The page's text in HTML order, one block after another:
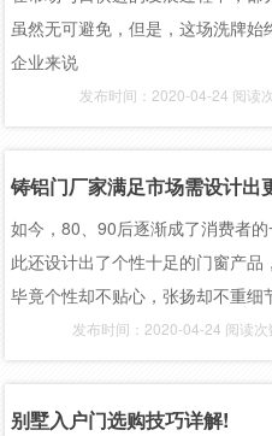
虽然无可避免，但是，这场洗牌
企业来说
发布时间：2020-04-24 阅读
铸铝门厂家满足市场需设计出
如今，80、90后逐渐成了消费者的
此还设计出了个性十足的门窗产品
毕竟个性却不贴心，张扬却不重
发布时间：2020-04-24 阅读
别墅入户门选购技巧详解!